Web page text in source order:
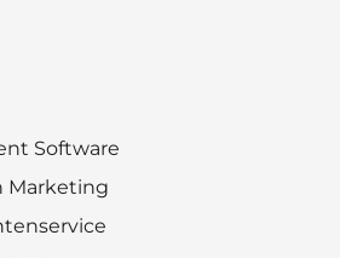
Software
Marketing